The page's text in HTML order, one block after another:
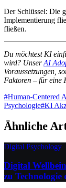
Der Schlüssel: Die
Implementierung
fließen.
Du möchtest KI
wird? UnserAI
Voraussetzungen,
Faktoren – für eine
#Human-Centered
Psychologie#KI
Ähnliche
Digital Psychology
Digital
zu Technologie